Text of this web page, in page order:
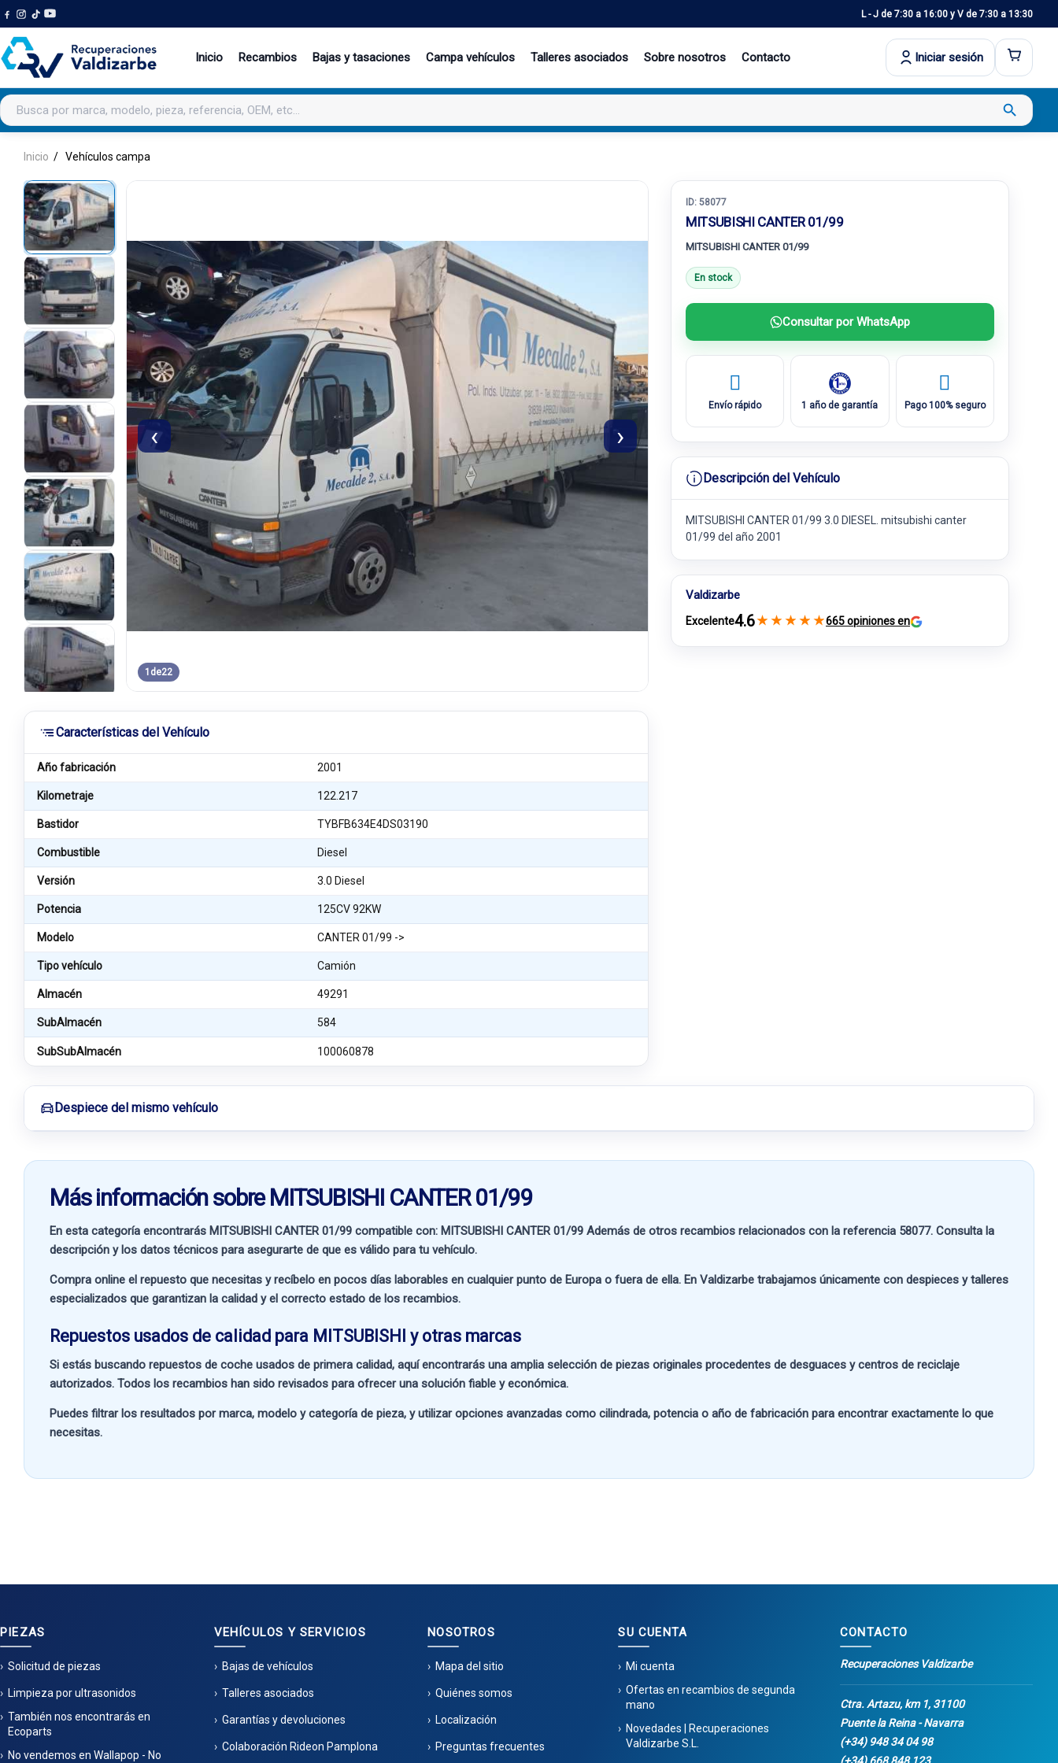
L - J de 7:30 a 16:00 y V de 7:30 a 13:30
Inicio Recambios Bajas y tasaciones Campa vehículos Talleres asociados Sobre nosotros Contacto Iniciar sesión
Buscar productos search
Inicio Vehículos campa
‹ ›
1 de22
Características del Vehículo
Año fabricación 2001
Kilometraje 122.217
Bastidor TYBFB634E4DS03190
Combustible Diesel
Versión 3.0 Diesel
Potencia 125CV 92KW
Modelo CANTER 01/99 ->
Tipo vehículo Camión
Almacén 49291
SubAlmacén 584
SubSubAlmacén 100060878
ID: 58077
MITSUBISHI CANTER 01/99
MITSUBISHI CANTER 01/99
En stock
Consultar por WhatsApp
Envío rápido 1 año de garantía Pago 100% seguro
Descripción del Vehículo
MITSUBISHI CANTER 01/99 3.0 DIESEL. mitsubishi canter
01/99 del año 2001
Valdizarbe
Excelente4.6★ ★ ★ ★ ★665 opiniones en
Despiece del mismo vehículo
Más información sobre MITSUBISHI CANTER 01/99
En esta categoría encontrarás MITSUBISHI CANTER 01/99 compatible con: MITSUBISHI CANTER 01/99 Además de otros recambios relacionados con la referencia 58077. Consulta la
descripción y los datos técnicos para asegurarte de que es válido para tu vehículo.
Compra online el repuesto que necesitas y recíbelo en pocos días laborables en cualquier punto de Europa o fuera de ella. En Valdizarbe trabajamos únicamente con despieces y talleres
especializados que garantizan la calidad y el correcto estado de los recambios.
Repuestos usados de calidad para MITSUBISHI y otras marcas
Si estás buscando repuestos de coche usados de primera calidad, aquí encontrarás una amplia selección de piezas originales procedentes de desguaces y centros de reciclaje
autorizados. Todos los recambios han sido revisados para ofrecer una solución fiable y económica.
Puedes filtrar los resultados pormarca, modelo y categoría de pieza, y utilizar opciones avanzadas como cilindrada, potencia o año de fabricación para encontrar exactamente lo que
necesitas.
PIEZAS
Solicitud de piezas
Limpieza por ultrasonidos
También nos encontrarás en
Ecoparts
No vendemos en Wallapop - No
VEHÍCULOS Y SERVICIOS
Bajas de vehículos
Talleres asociados
Garantías y devoluciones
Colaboración Rideon Pamplona
NOSOTROS
Mapa del sitio
Quiénes somos
Localización
Preguntas frecuentes
SU CUENTA
Mi cuenta
Ofertas en recambios de segunda
mano
Novedades | Recuperaciones
Valdizarbe S.L.
CONTACTO
Recuperaciones Valdizarbe
Ctra. Artazu, km 1, 31100
Puente la Reina - Navarra
(+34) 948 34 04 98